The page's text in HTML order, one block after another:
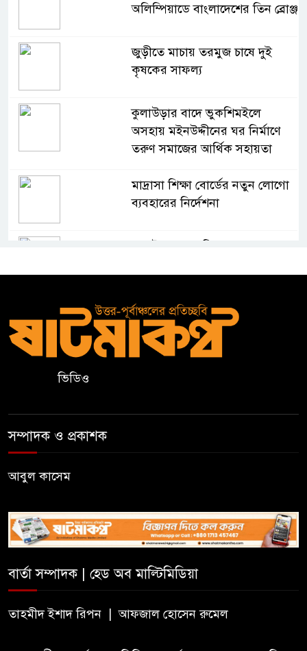
অলিম্পিয়াডে বাংলাদেশের তিন ব্রোঞ্জ
জুড়ীতে মাচায় তরমুজ চাষে দুই
কৃষকের সাফল্য
কুলাউড়ার বাদে ভুকশিমইলে
অসহায় মইনউদ্দীনের ঘর নির্মাণে
তরুণ সমাজের আর্থিক সহায়তা
মাদ্রাসা শিক্ষা বোর্ডের নতুন লোগো
ব্যবহারের নির্দেশনা
কুলাউড়ার ভাটেরা স্টেশন বাজারে
বিট পুলিশিং সভা অনুষ্ঠিত
নেতাকে অব্যাহতি
সিলেটে সিভিটেক বিল্ডার্সে বিভিন্ন
পদে জনবল নিয়োগ
হাই কমিশনের কর্মকর্তা পরিচয়ে
ভারতীয় হাই কমিশন
ভিডিও
সম্পাদক ও প্রকাশক
আবুল কাসেম
বার্তা সম্পাদক | হেড অব মাল্টিমিডিয়া
তাহমীদ ইশাদ রিপন | আফজাল হোসেন রুমেল